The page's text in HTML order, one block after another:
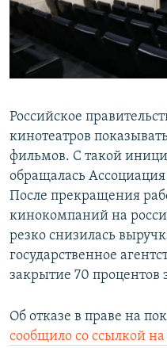
ПОБЕДИТЕЛЕЙ НЕ СУДЯТ?
КРЫМ.НЕПОКОРЕННЫЙ
ELIFBE
ПРИСОЕДИНЯЙТЕСЬ!
Все сайты RFE/RL
Российское
кинотеатров
фильмов. С такой
обращалась
После прекращения
кинокомпаний на
резко снизилась
государственное
закрытие 70 процентов
Об отказе в праве на
сообщило со ссылкой